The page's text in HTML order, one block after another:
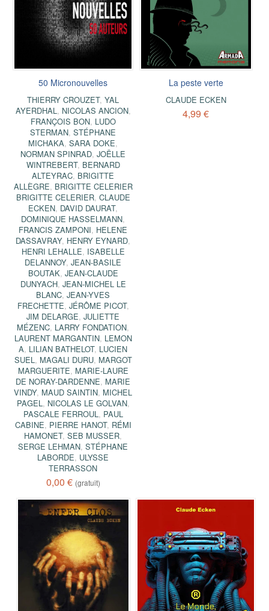
50 Micronouvelles
THIERRY CROUZET,YAL
AYERDHAL, NICOLAS ANCION,
FRANÇOIS BON, LUDO
STERMAN,STÉPHANE
MICHAKA,SARA DOKE,
NORMAN SPINRAD,JOËLLE
WINTREBERT, BERNARD
ALTEYRAC, BRIGITTE
ALLÈGRE, BRIGITTE CELERIER
BRIGITTE CELERIER, CLAUDE
ECKEN, DAVID DAURAT,
DOMINIQUE HASSELMANN,
FRANCIS ZAMPONI, HELENE
DASSAVRAY, HENRY EYNARD,
HENRI LEHALLE, ISABELLE
DELANNOY,JEAN-BASILE
BOUTAK, JEAN-CLAUDE
DUNYACH, JEAN-MICHEL LE
BLANC,JEAN-YVES
FRECHETTE, JÉRÔME PICOT,
JIM DELARGE,JULIETTE
MÉZENC, LARRY FONDATION,
LAURENT MARGANTIN, LEMON
A, LILIAN BATHELOT, LUCIEN
SUEL, MAGALI DURU, MARGOT
MARGUERITE, MARIE-LAURE
DE NORAY-DARDENNE, MARIE
VINDY, MAUD SAINTIN, MICHEL
PAGEL, NICOLAS LE GOLVAN,
PASCALE FERROUL, PAUL
CABINE, PIERRE HANOT, RÉMI
HAMONET,SEB MUSSER,
SERGE LEHMAN,STÉPHANE
LABORDE, ULYSSE
TERRASSON
0,00 € (gratuit)
La peste verte
CLAUDE ECKEN
4,99 €